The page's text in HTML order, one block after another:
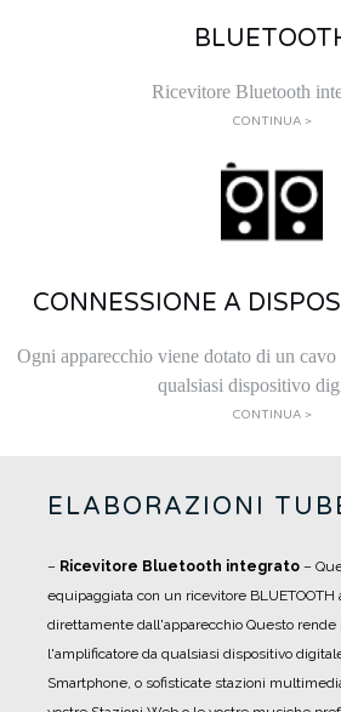
Ricevitore Bluetooth
CONTINUA >
CONNESSIONE A
Ogni apparecchio viene dotato di un cavo
qualsiasi dispositivo
CONTINUA >
ELABORAZIONI
– Ricevitore Bluetooth integrato –
equipaggiata con un ricevitore BLUETOOTH
direttamente dall'apparecchio Questo rende
l'amplificatore da qualsiasi dispositivo
Smartphone, o sofisticate stazioni